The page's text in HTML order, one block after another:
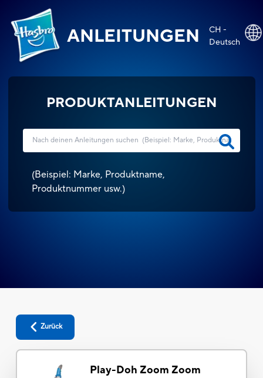
ANLEITUNGEN
CH -
Deutsch
PRODUKTANLEITUNGEN
(Beispiel: Marke, Produktname,
Produktnummer usw.)
Zurück
Play-Doh Zoom Zoom